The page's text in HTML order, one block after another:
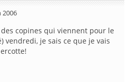
2006
des copines qui viennent pour le
vendredi, je sais ce que je vais